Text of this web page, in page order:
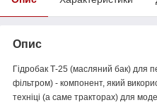
Опис
Гідробак Т-25 (масляний бак) для
фільтром) - компонент, який
техніці (а саме тракторах) для